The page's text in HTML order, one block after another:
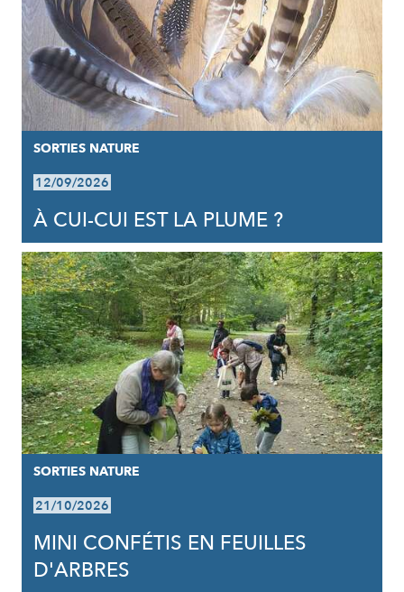
SORTIES NATURE
12/09/2026
À CUI-CUI EST LA PLUME ?
SORTIES NATURE
21/10/2026
MINI CONFÉTIS EN FEUILLES
D'ARBRES